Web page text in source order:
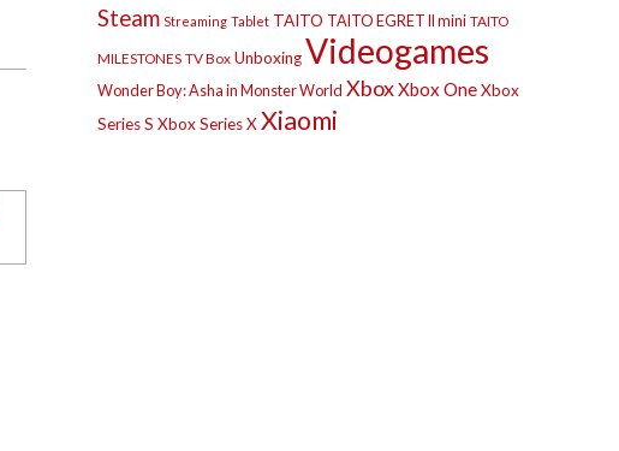
Steam Streaming Tablet TAITO TAITO EGRET II mini TAITO
MILESTONES TV Box UnboxingVideogames
Wonder Boy: Asha in Monster World XboxXbox OneXbox
Series S Xbox Series XXiaomi